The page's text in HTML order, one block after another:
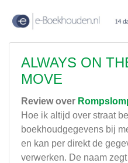
ALWAYS ON
MOVE
Review over
Hoe ik altijd over straat
boekhoudgegevens bij
en kan per direkt de
verwerken. De naam